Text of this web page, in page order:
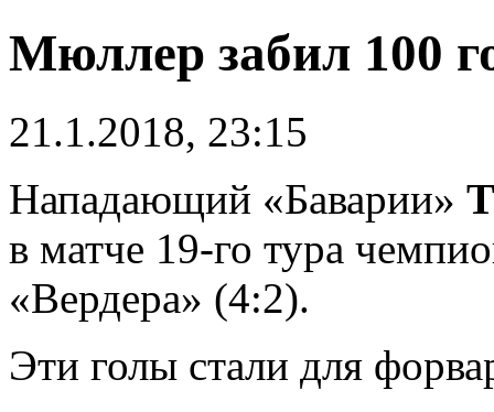
Мюллер забил 100
21.1.2018, 23:15
Нападающий «Баварии»
в матче 19-го тура
«Вердера» (4:2).
Эти голы стали для